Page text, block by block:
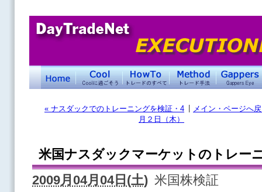
« ナスダックでのトレーニングを検証・4
月２日（木）
メイン・ページへ
米国ナスダックマーケットのトレー
2009月04月04日(土) 米国株検証